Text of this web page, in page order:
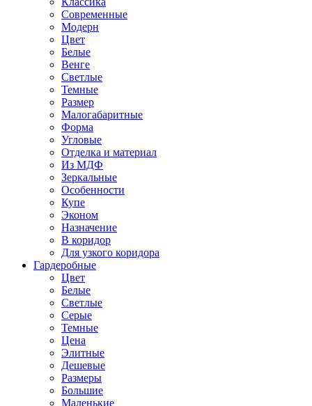
Современные
Модерн
Цвет
Белые
Венге
Светлые
Темные
Размер
Малогабаритные
Форма
Угловые
Отделка и материал
Из МДФ
Зеркальные
Особенности
Купе
Эконом
Назначение
В коридор
Для узкого коридора
Гардеробные
Цвет
Белые
Светлые
Серые
Темные
Цена
Элитные
Дешевые
Размеры
Большие
Маленькие